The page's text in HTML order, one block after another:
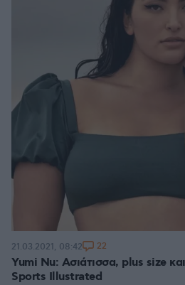
Yumi Nu: Ασιάτισσα, plus size
Sports Illustrated
21.03.2021, 08:42 22